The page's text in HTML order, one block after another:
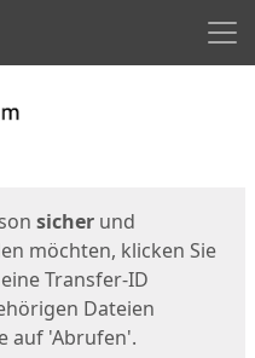
sicher und
möchten, klicken Sie
Transfer-ID
Dateien
auf 'Abrufen'.